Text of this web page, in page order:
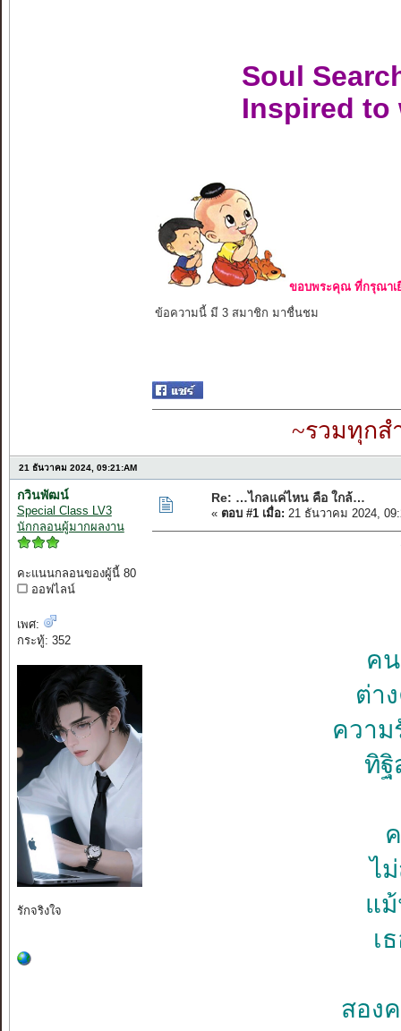
Soul
Inspired to
ขอบพระคุณ ที่กรุณาเ
ข้อความนี้ มี 3 สมาชิก มาชื่นชม
~รวมทุกส
21 ธันวาคม 2024, 09:21:AM
กวินพัฒน์
Special Class LV3
นักกลอนผู้มากผลงาน
คะแนนกลอนของผู้นี้ 80
ออฟไลน์
เพศ:
กระทู้: 352
รักจริงใจ
Re: …ไกลแค่ไหน คือ ใกล้…
« ตอบ #1 เมื่อ: 21 ธันวาคม 2024,
ค
ต่า
ความ
ทิฐิ
ไ
แ
เ
สอง